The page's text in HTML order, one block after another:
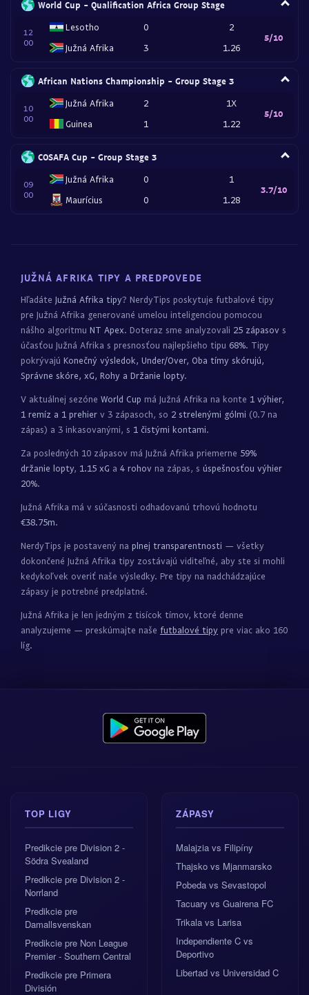
World Cup - Qualification Africa Group Stage
12
00
Lesotho
Južná Afrika
0
3
2
1.26
5/10
African Nations Championship - Group Stage 3
10
00
Južná Afrika
Guinea
2
1
1X
1.22
5/10
COSAFA Cup - Group Stage 3
09
00
Južná Afrika
Maurícius
0
0
1
1.28
3.7/10
JUŽNÁ AFRIKA TIPY A PREDPOVEDE
Hľadáte Južná Afrika tipy? NerdyTips poskytuje futbalové tipy
pre Južná Afrika generované umelou inteligenciou pomocou
nášho algoritmu NT Apex. Doteraz sme analyzovali 25 zápasov s
účasťou Južná Afrika s presnosťou najlepšieho tipu 68%. Tipy
pokrývajú Konečný výsledok, Under/Over, Oba tímy skórujú,
Správne skóre, xG, Rohy a Držanie lopty.
V aktuálnej sezóne World Cup má Južná Afrika na konte 1 výhier,
1 remíz a 1 prehier v 3 zápasoch, so 2 strelenými gólmi (0.7 na
zápas) a 3 inkasovanými, s 1 čistými kontami.
Za posledných 10 zápasov má Južná Afrika priemerne 59%
držanie lopty, 1.15 xG a 4 rohov na zápas, s úspešnosťou výhier
20%.
Južná Afrika má v súčasnosti odhadovanú trhovú hodnotu
€38.75m.
NerdyTips je postavený na plnej transparentnosti — všetky
dokončené Južná Afrika tipy zostávajú viditeľné, aby ste si mohli
kedykoľvek overiť naše výsledky. Pre tipy na nadchádzajúce
zápasy je potrebné predplatné.
Južná Afrika je len jedným z tisícok tímov, ktoré denne
analyzujeme — preskúmajte naše futbalové tipy pre viac ako 160
líg.
TOP LIGY
Predikcie pre Division 2 -
Södra Svealand
Predikcie pre Division 2 -
Norrland
Predikcie pre
Damallsvenskan
Predikcie pre Non League
Premier - Southern Central
Predikcie pre Primera
División
ZÁPASY
Malajzia vs Filipíny
Thajsko vs Mjanmarsko
Pobeda vs Sevastopol
Tacuary vs Guairena FC
Trikala vs Larisa
Independiente C vs
Deportivo
Libertad vs Universidad C